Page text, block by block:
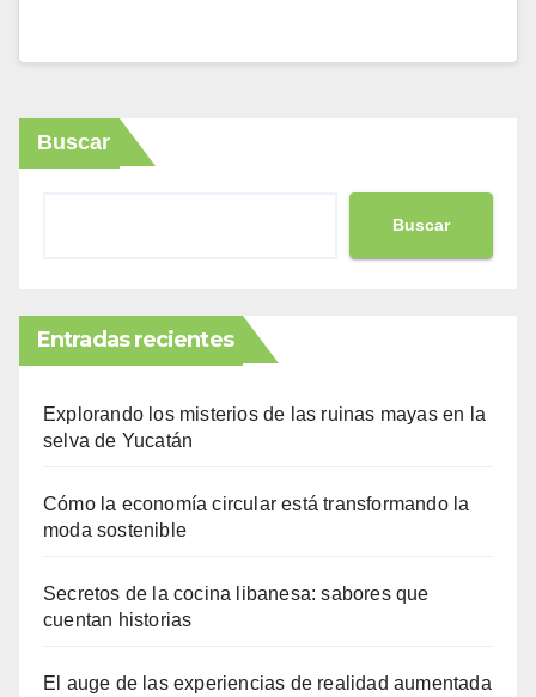
Buscar
Buscar
Entradas recientes
Explorando los misterios de las ruinas mayas en la
selva de Yucatán
Cómo la economía circular está transformando la
moda sostenible
Secretos de la cocina libanesa: sabores que
cuentan historias
El auge de las experiencias de realidad aumentada